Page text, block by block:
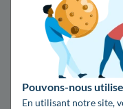
Pouvons-nous
En utilisant notre site,
Mise en service
Mise en service
Mise en service